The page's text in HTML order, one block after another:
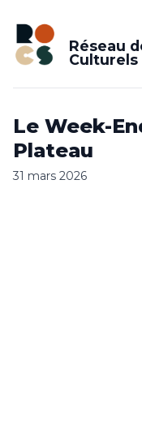
Réseau
Culturels
Le Week-
Plateau
31 mars 2026